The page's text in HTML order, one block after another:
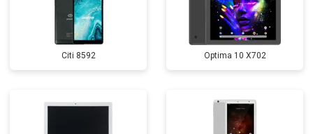
Citi 8592 Optima 10 X702